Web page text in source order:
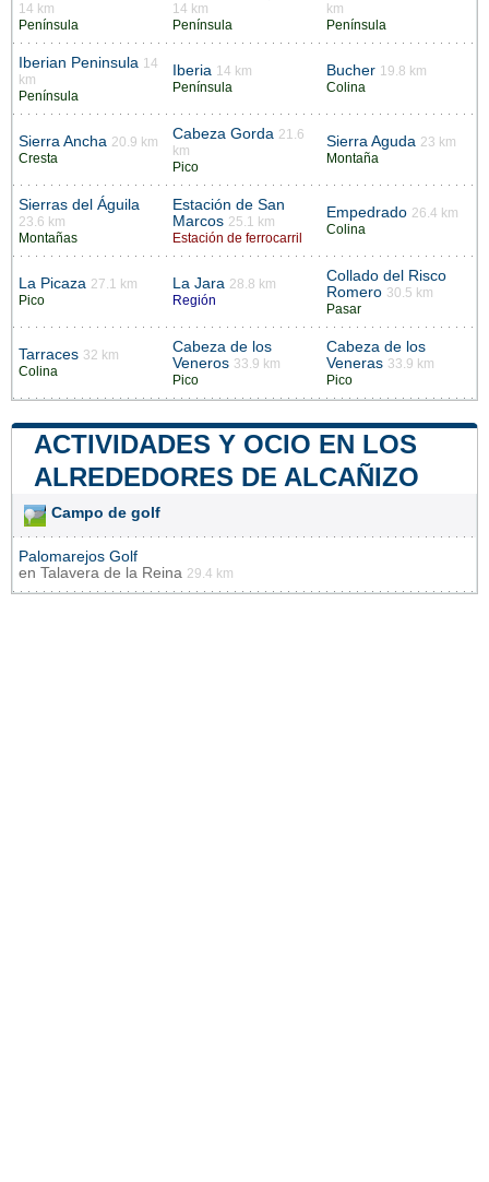
14 km
Península
14 km
Península
km
Península
Iberian Peninsula 14
km
Península
Iberia 14 km
Península
Bucher 19.8 km
Colina
Sierra Ancha 20.9 km
Cresta
Cabeza Gorda 21.6
km
Pico
Sierra Aguda 23 km
Montaña
Sierras del Águila
23.6 km
Montañas
Estación de San
Marcos 25.1 km
Estación de ferrocarril
Empedrado 26.4 km
Colina
La Picaza 27.1 km
Pico
La Jara 28.8 km
Región
Collado del Risco
Romero 30.5 km
Pasar
Tarraces 32 km
Colina
Cabeza de los
Veneros 33.9 km
Pico
Cabeza de los
Veneras 33.9 km
Pico
ACTIVIDADES Y OCIO EN LOS
ALREDEDORES DE ALCAÑIZO
Campo de golf
Palomarejos Golf
en Talavera de la Reina 29.4 km